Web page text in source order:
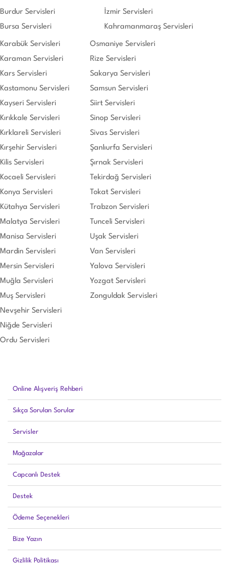
Online Alışveriş Rehberi
Sıkça Sorulan Sorular
Servisler
Mağazalar
Capcanlı Destek
Destek
Ödeme Seçenekleri
Bize Yazın
Gizlilik Politikası
Burdur Servisleri
Bursa Servisleri
İzmir Servisleri
Kahramanmaraş Servisleri
Karabük Servisleri
Karaman Servisleri
Kars Servisleri
Kastamonu Servisleri
Kayseri Servisleri
Kırıkkale Servisleri
Kırklareli Servisleri
Kırşehir Servisleri
Kilis Servisleri
Kocaeli Servisleri
Konya Servisleri
Kütahya Servisleri
Malatya Servisleri
Manisa Servisleri
Mardin Servisleri
Mersin Servisleri
Muğla Servisleri
Muş Servisleri
Nevşehir Servisleri
Niğde Servisleri
Ordu Servisleri
Osmaniye Servisleri
Rize Servisleri
Sakarya Servisleri
Samsun Servisleri
Siirt Servisleri
Sinop Servisleri
Sivas Servisleri
Şanlıurfa Servisleri
Şırnak Servisleri
Tekirdağ Servisleri
Tokat Servisleri
Trabzon Servisleri
Tunceli Servisleri
Uşak Servisleri
Van Servisleri
Yalova Servisleri
Yozgat Servisleri
Zonguldak Servisleri